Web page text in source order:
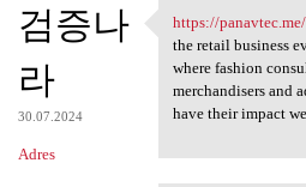
검증나
라
30.07.2024
Adres
https://
https://panavtec.me/
the retail business
where fashion
merchandisers and
have their impact